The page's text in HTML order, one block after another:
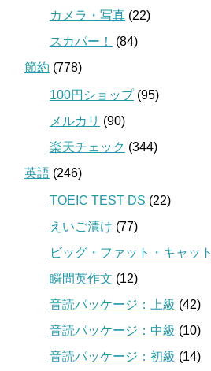
カメラ・写真 (22)
スカパー！
(84)
節約 (778)
100円ショップ(95)
メルカリ (90)
楽天チェック (344)
英語 (246)
TOEIC TEST DS (22)
えいご漬け (77)
ビッグ・ファット・キャット
瞬間英作文 (12)
音読パッケージ：上級 (42)
音読パッケージ：中級 (10)
音読パッケージ：初級 (14)